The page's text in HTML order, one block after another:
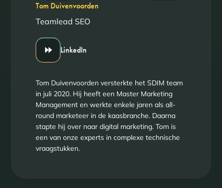
Tom Duivenvoorden
Teamlead SEO
LinkedIn
Tom Duivenvoorden versterkte het SDIM team
in juli 2020. Hij heeft een Master Marketing
Management en werkte enkele jaren als all-
round marketeer in de kaasbranche. Daarna
stapte hij over naar digital marketing. Tom is
een van onze experts in complexe technische
vraagstukken.